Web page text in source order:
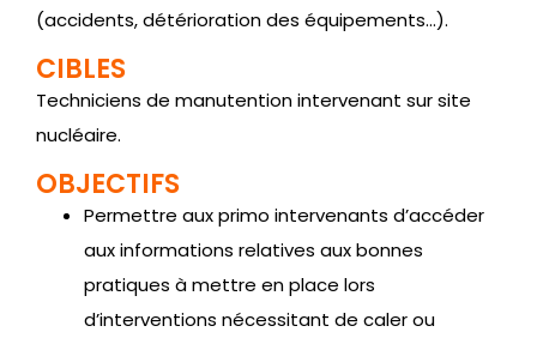
(accidents, détérioration des équipements…).
CIBLES
Techniciens de manutention intervenant sur site
nucléaire.
OBJECTIFS
Permettre aux primo intervenants d’accéder
aux informations relatives aux bonnes
pratiques à mettre en place lors
d’interventions nécessitant de caler ou